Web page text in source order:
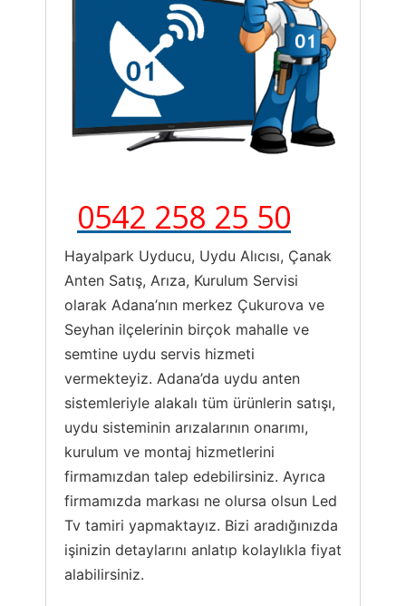
0542 258 25 50
Hayalpark Uyducu, Uydu Alıcısı, Çanak
Anten Satış, Arıza, Kurulum Servisi
olarak Adana’nın merkez Çukurova ve
Seyhan ilçelerinin birçok mahalle ve
semtine uydu servis hizmeti
vermekteyiz. Adana’da uydu anten
sistemleriyle alakalı tüm ürünlerin satışı,
uydu sisteminin arızalarının onarımı,
kurulum ve montaj hizmetlerini
firmamızdan talep edebilirsiniz. Ayrıca
firmamızda markası ne olursa olsun Led
Tv tamiri yapmaktayız. Bizi aradığınızda
işinizin detaylarını anlatıp kolaylıkla fiyat
alabilirsiniz.